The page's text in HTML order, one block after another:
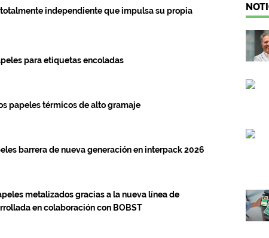
independiente que impulsa su propia
para etiquetas encoladas
papeles térmicos de alto gramaje
barrera de nueva generación en interpack 2026
metalizados gracias a la nueva línea de
en colaboración con BOBST